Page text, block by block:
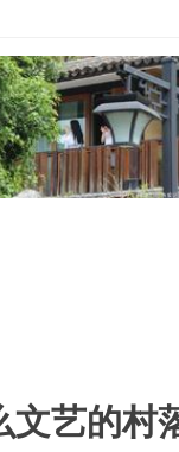
文艺的村